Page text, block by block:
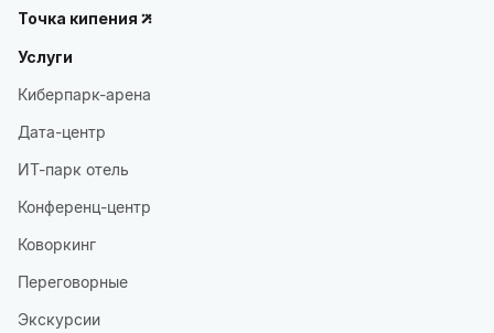
Точка кипения
Услуги
Киберпарк-арена
Дата-центр
ИТ-парк отель
Конференц-центр
Коворкинг
Переговорные
Экскурсии